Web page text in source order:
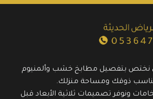
نختص بتفصيل مطابخ خشب وألمنيوم
ذوقك ومساحة منزلك.
ونوفر تصميمات ثلاثية الأبعاد قبل